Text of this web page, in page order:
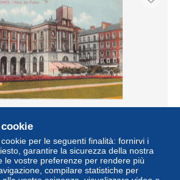
N°T5233-E/0399
± 6,94 USD
Professionale
per le seguenti finalità: fornirvi i
garantire la sicurezza della nostra
le vostre preferenze per rendere più
compilare statistiche per